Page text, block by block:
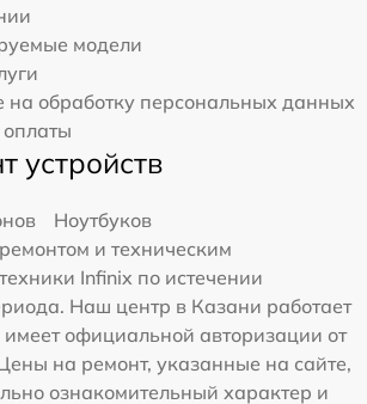
модели
на обработку персональных данных
устройств
Ноутбуков
и техническим
Infinix по истечении
Наш центр в Казани работает
официальной авторизации от
на ремонт, указанные на сайте,
ознакомительный характер и